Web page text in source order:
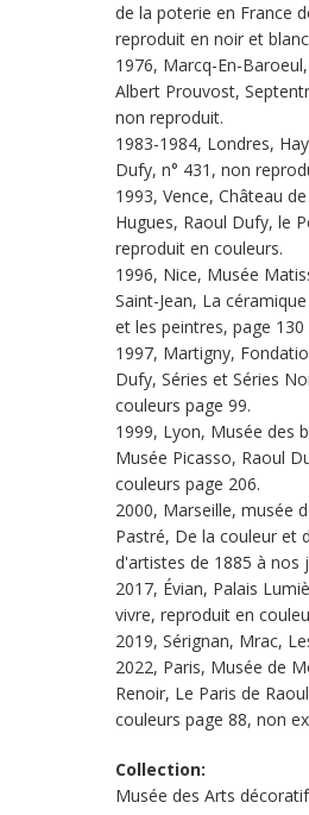
de la poterie en France
reproduit en noir et
1976, Marcq-En-
Albert Prouvost,
non reproduit.
1983-1984, Londres,
Dufy, n° 431, non
1993, Vence, Château
Hugues, Raoul Dufy, le
reproduit en couleurs.
1996, Nice, Musée
Saint-Jean, La
et les peintres, page 130
1997, Martigny,
Dufy, Séries et Séries
couleurs page 99.
1999, Lyon, Musée des
Musée Picasso, Raoul
couleurs page 206.
2000, Marseille, musée
Pastré, De la couleur et
d'artistes de 1885 à nos
2017, Évian, Palais
vivre, reproduit en
2019, Sérignan, Mrac,
2022, Paris, Musée de
Renoir, Le Paris de
couleurs page 88, non
Collection:
Musée des Arts